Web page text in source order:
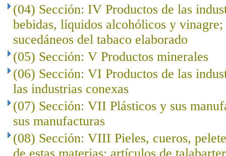
(04) Sección: IV Productos de las
bebidas, líquidos alcohólicos y vinagre;
sucedáneos del tabaco elaborado
(05) Sección: V Productos minerales
(06) Sección: VI Productos de las
las industrias conexas
(07) Sección: VII Plásticos y sus
sus manufacturas
(08) Sección: VIII Pieles, cueros,